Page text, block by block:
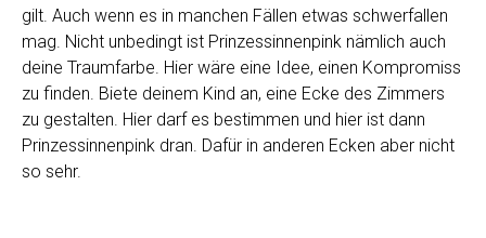
gilt. Auch wenn es in manchen Fällen etwas schwerfallen
mag. Nicht unbedingt ist Prinzessinnenpink nämlich auch
deine Traumfarbe. Hier wäre eine Idee, einen Kompromiss
zu finden. Biete deinem Kind an, eine Ecke des Zimmers
zu gestalten. Hier darf es bestimmen und hier ist dann
Prinzessinnenpink dran. Dafür in anderen Ecken aber nicht
so sehr.